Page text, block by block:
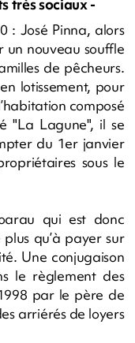
très sociaux -
: José Pinna, alors
un nouveau souffle
de pêcheurs.
lotissement, pour
composé
"La Lagune", il se
du 1er janvier
sous le
qui est donc
qu’à payer sur
Une conjugaison
le règlement des
par le père de
arriérés de loyers